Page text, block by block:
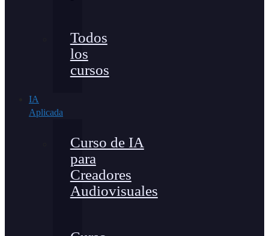
Todos
los
cursos
IA
Aplicada
Curso de IA
para
Creadores
Audiovisuales